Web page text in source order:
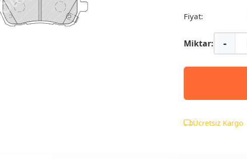
Fiyat:
Miktar: -
Ücretsiz Kargo